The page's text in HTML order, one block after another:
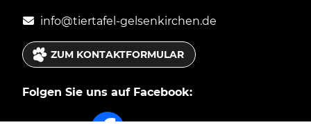
info@tiertafel -gelsenkirchen.de
ZUM KONTAKTFORMULAR
Folgen Sie uns auf Facebook: